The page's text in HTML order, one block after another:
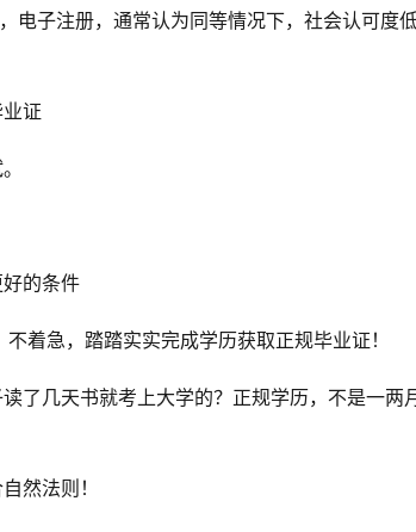
电子注册，通常认为同等情况下，社会认可度
证
的条件
着急，踏踏实实完成学历获取正规毕业证！
了几天书就考上大学的？正规学历，不是一两
然法则！